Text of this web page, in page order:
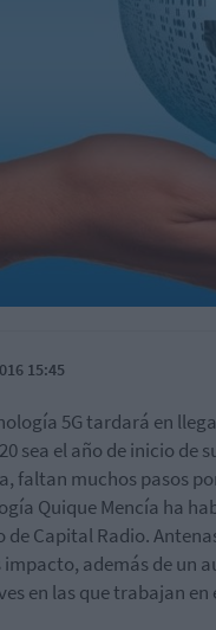
15:45
5G tardará en
sea el año de inicio de
faltan muchos pasos
Quique Mencía ha
de Capital Radio.
impacto, además de un
en las que trabajan en